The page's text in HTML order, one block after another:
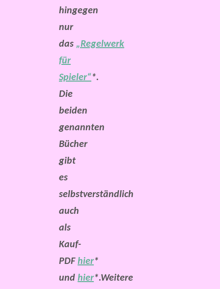
hingegen
nur
das „Regelwerk
für
Spieler“ *.
Die
beiden
genannten
Bücher
gibt
es
selbstverständlich
auch
als
Kauf-
PDF hier*
und hier*.Weitere